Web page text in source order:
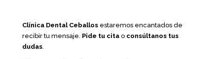
Clínica Dental Ceballosestaremos encantados de
recibir tu mensaje. Pide tu citao consúltanos tus
dudas.